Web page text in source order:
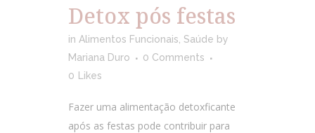
Detox pós festas
in Alimentos Funcionais Saúde by
Mariana Duro
0 Comments
0
Likes
Fazer uma alimentação detoxficante
após as festas pode contribuir para